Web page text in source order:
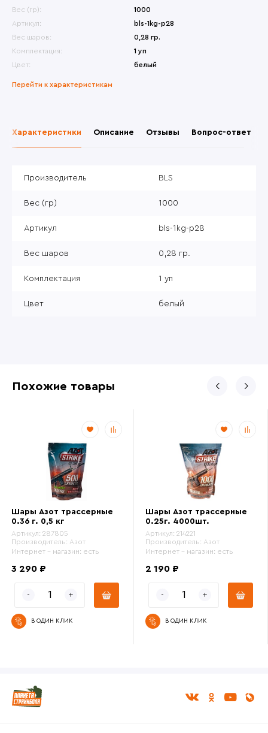
Вес (гр):
1000
Артикул:
bls-1kg-p28
Вес шаров:
0,28 гр.
Комплектация:
1 уп
Цвет:
белый
Перейти к характеристикам
Характеристики Описание Отзывы Вопрос-ответ
Производитель BLS
Вес (гр) 1000
Артикул bls-1kg-p28
Вес шаров 0,28 гр.
Комплектация 1 уп
Цвет белый
Похожие товары
Шары Азот трассерные
0.36 г. 0,5 кг
Артикул: 287805
Производитель: Азот
Интернет - магазин: есть
3 290 ₽
В ОДИН КЛИК
Шары Азот трассерные
0.25г. 4000шт.
Артикул: 214221
Производитель: Азот
Интернет - магазин: есть
2 190 ₽
В ОДИН КЛИК